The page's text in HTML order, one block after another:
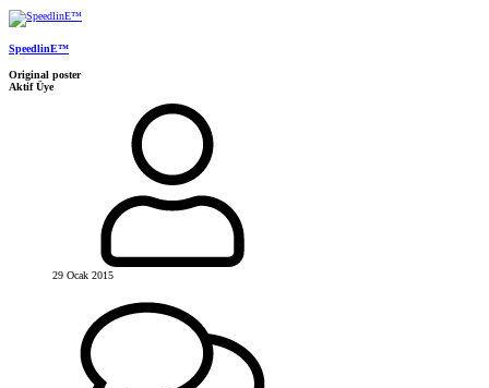
SpeedlinE™
Original poster
Aktif Üye
29 Ocak 2015